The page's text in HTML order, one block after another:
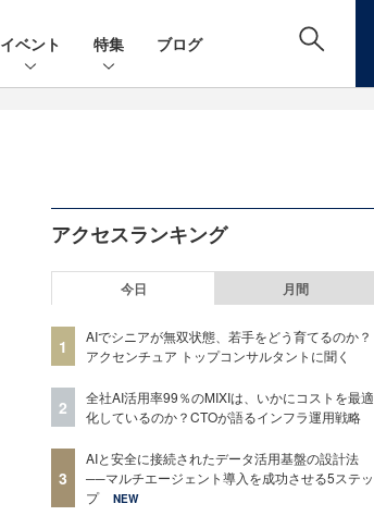
イベント 特集 ブログ
アクセスランキング
今日 月間
1
AIでシニアが無双状態、若手をどう育てるのか？
アクセンチュア トップコンサルタントに聞く
2
全社AI活用率99％のMIXIは、いかにコストを最適
化しているのか？CTOが語るインフラ運用戦略
3
AIと安全に接続されたデータ活用基盤の設計法
──マルチエージェント導入を成功させる5ステッ
プ
NEW